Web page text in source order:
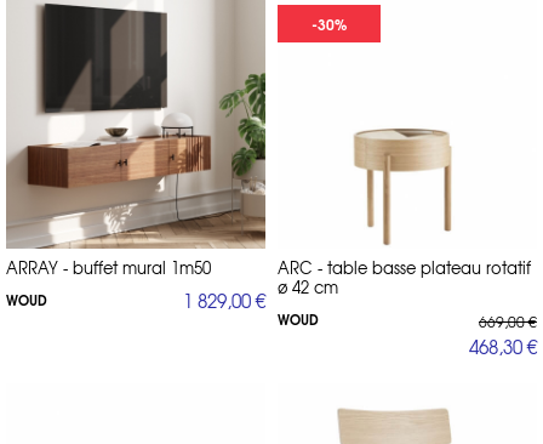
ARRAY - buffet mural 1m50
WOUD 1 829,00 €
-30%
ARC - table basse plateau rotatif
ø 42 cm
WOUD 669,00 €
468,30 €